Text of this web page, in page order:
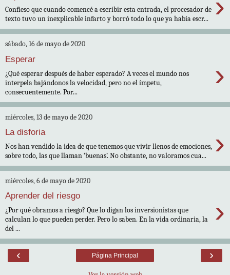
Confieso que cuando comencé a escribir esta entrada, el procesador de
texto tuvo un inexplicable infarto y borró todo lo que ya había escr...
sábado, 16 de mayo de 2020
Esperar ›
¿Qué esperar después de haber esperado? A veces el mundo nos
interpela bajándonos la velocidad, pero no el ímpetu,
consecuentemente. Por...
miércoles, 13 de mayo de 2020
La disforia ›
Nos han vendido la idea de que tenemos que vivir llenos de emociones,
sobre todo, las que llaman ‘buenas’. No obstante, no valoramos cua...
miércoles, 6 de mayo de 2020
Aprender del riesgo ›
¿Por qué obramos a riesgo? Que lo digan los inversionistas que
calculan lo que pueden perder. Pero lo saben. En la vida ordinaria, la
del ...
‹ ›
Página Principal